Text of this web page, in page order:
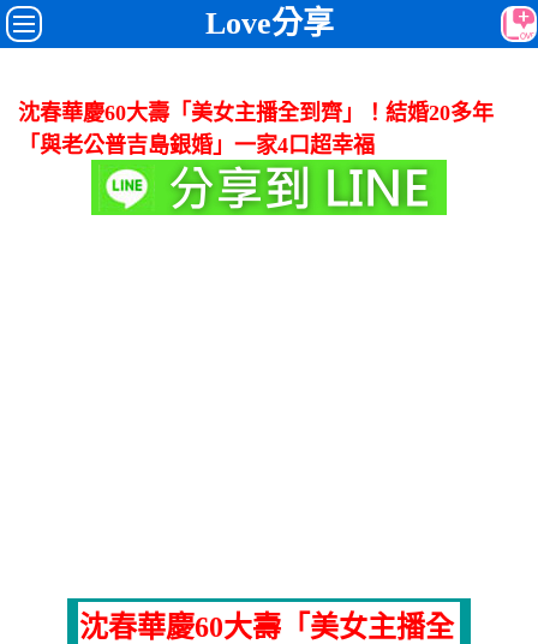
Love分享
沈春華慶60大壽「美女主播全到齊」！結婚20多年
「與老公普吉島銀婚」一家4口超幸福
沈春華慶60大壽「美女主播全